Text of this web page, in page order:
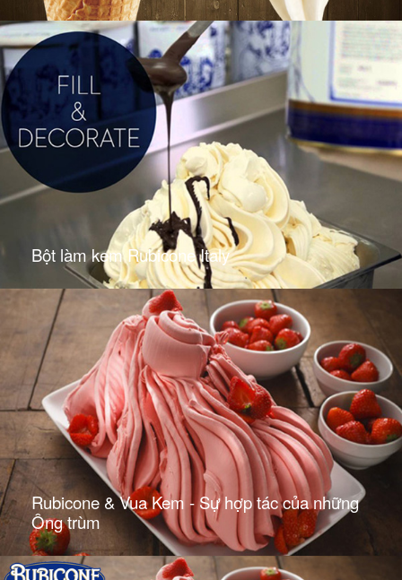
Bột làm kem Rubicone Italy
Rubicone & Vua Kem - Sự hợp tác của những
Ông trùm